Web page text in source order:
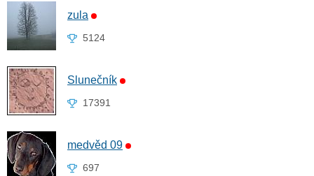
zula
5124
Slunečník
17391
medvěd 09
697